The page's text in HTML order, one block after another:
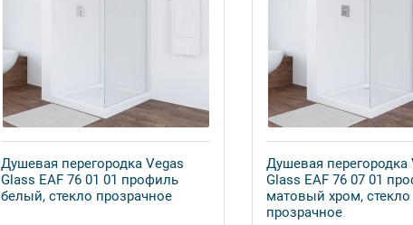
Душевая перегородка Vegas
Glass EAF 76 01 01 профиль
белый, стекло прозрачное
Душевая перегородка
Glass EAF 76 07 01
матовый хром, стекло
прозрачное